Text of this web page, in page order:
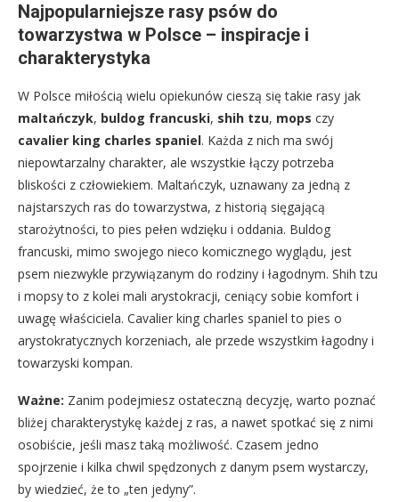
Najpopularniejsze rasy psów do
towarzystwa w Polsce – inspiracje i
charakterystyka
W Polsce miłością wielu opiekunów cieszą się takie rasy jak
maltańczyk, buldog francuski, shih tzu, mops czy
cavalier king charles spaniel. Każda z nich ma swój
niepowtarzalny charakter, ale wszystkie łączy potrzeba
bliskości z człowiekiem. Maltańczyk, uznawany za jedną z
najstarszych ras do towarzystwa, z historią sięgającą
starożytności, to pies pełen wdzięku i oddania. Buldog
francuski, mimo swojego nieco komicznego wyglądu, jest
psem niezwykle przywiązanym do rodziny i łagodnym. Shih tzu
i mopsy to z kolei mali arystokracji, ceniący sobie komfort i
uwagę właściciela. Cavalier king charles spaniel to pies o
arystokratycznych korzeniach, ale przede wszystkim łagodny i
towarzyski kompan.
Ważne: Zanim podejmiesz ostateczną decyzję, warto poznać
bliżej charakterystykę każdej z ras, a nawet spotkać się z nimi
osobiście, jeśli masz taką możliwość. Czasem jedno
spojrzenie i kilka chwil spędzonych z danym psem wystarczy,
by wiedzieć, że to „ten jedyny”.